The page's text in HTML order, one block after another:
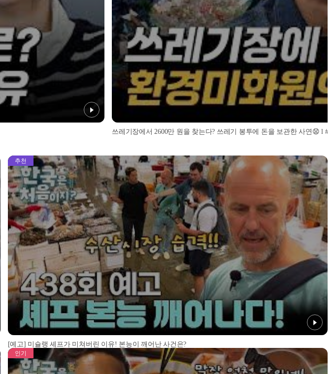
쓰레기장에서 2600만 원을 찾는다? 쓰레기 봉투에 돈을 보관한 사연😧 l #히
추천
[예고] 미슐랭 셰프가 미쳐버린 이유! 본능이 깨어난 사건은?
인기